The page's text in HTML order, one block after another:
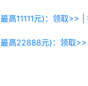
高11111元)：领取>>
高22888元)：领取